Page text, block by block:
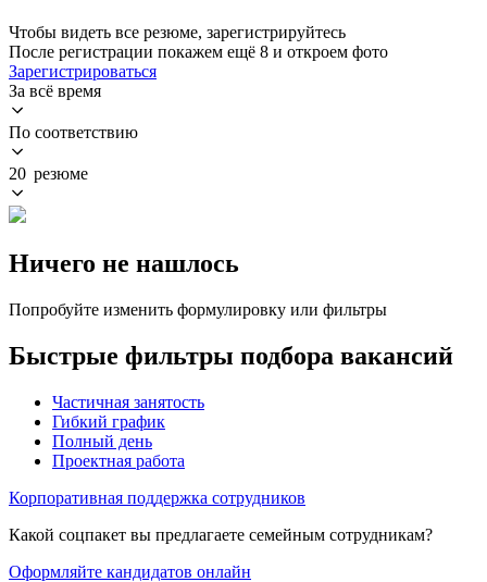
Чтобы видеть все резюме, зарегистрируйтесь
После регистрации покажем ещё 8 и откроем фото
Зарегистрироваться
За всё время
По соответствию
20 резюме
Ничего не нашлось
Попробуйте изменить формулировку или фильтры
Быстрые фильтры подбора вакансий
Частичная занятость
Гибкий график
Полный день
Проектная работа
Корпоративная поддержка сотрудников
Какой соцпакет вы предлагаете семейным сотрудникам?
Оформляйте кандидатов онлайн